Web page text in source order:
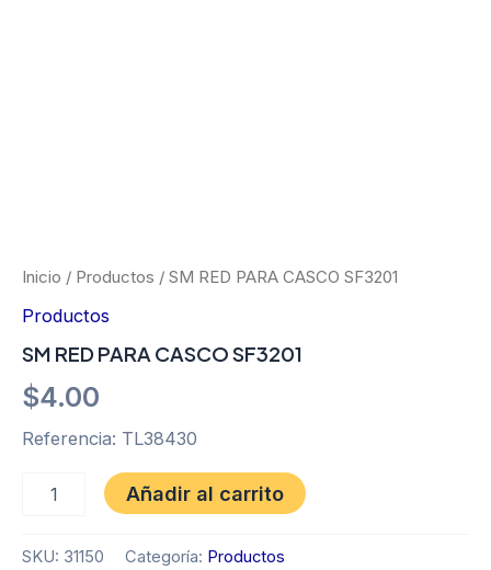
Inicio / Productos / SM RED PARA CASCO SF3201
Productos
SM RED PARA CASCO SF3201
$4.00
Referencia: TL38430
CASCO
cantidad
Añadir al carrito
SKU: 31150 Categoría: Productos